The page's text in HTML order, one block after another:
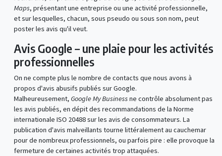
Maps, présentant une entreprise ou une activité professionnelle,
et sur lesquelles, chacun, sous pseudo ou sous son nom, peut
poster les avis qu'il veut.
Avis Google – une plaie pour les activités
professionnelles
On ne compte plus le nombre de contacts que nous avons à
propos d'avis abusifs publiés sur Google.
Malheureusement, Google My Business ne contrôle absolument pas
les avis publiés, en dépit des recommandations de la Norme
internationale ISO 20488 sur les avis de consommateurs. La
publication d'avis malveillants tourne littéralement au cauchemar
pour de nombreux professionnels, ou parfois pire : elle provoque la
fermeture de certaines activités trop attaquées.